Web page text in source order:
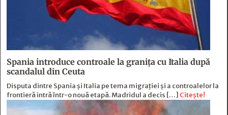
Spania introduce controale la granița cu Italia după
scandalul din Ceuta
Disputa dintre Spania și Italia pe tema migrației și a controalelor la
frontieră intră într-o nouă etapă. Madridul a decis […] Citește!